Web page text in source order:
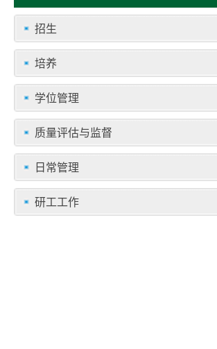
招生
培养
学位管理
质量评估与监督
日常管理
研工工作